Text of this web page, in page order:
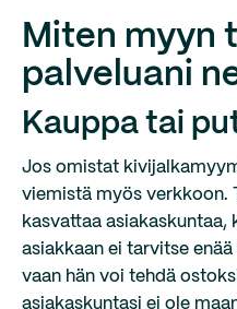
Miten myyn
palveluani
Kauppa tai
Jos omistat
viemistä myös verkkoon.
kasvattaa asiakaskuntaa,
asiakkaan ei tarvitse
vaan hän voi tehdä
asiakaskuntasi ei ole